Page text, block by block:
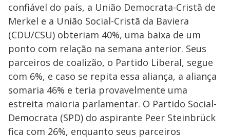
confiável do país, a União Democrata-Cristã de
Merkel e a União Social-Cristã da Baviera
(CDU/CSU) obteriam 40%, uma baixa de um
ponto com relação na semana anterior. Seus
parceiros de coalizão, o Partido Liberal, segue
com 6%, e caso se repita essa aliança, a aliança
somaria 46% e teria provavelmente uma
estreita maioria parlamentar. O Partido Social-
Democrata (SPD) do aspirante Peer Steinbrück
fica com 26%, enquanto seus parceiros